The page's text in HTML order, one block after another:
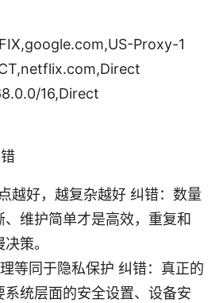
Proxy-1
16,Direct
越好，越复杂越好 纠错：数量
、维护简单才是高效，重复和
策。
等同于隐私保护 纠错：真正的
系统层面的安全设置、设备安